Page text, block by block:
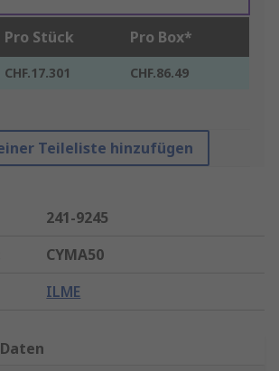
Pro Stück Pro Box*
CHF.17.301 CHF.86.49
Teileliste hinzufügen
241-9245
CYMA50
ILME